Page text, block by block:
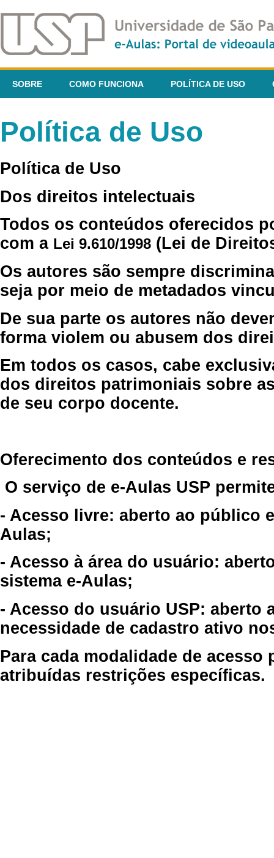
SOBRE COMO FUNCIONA POLÍTICA DE USO
Política de Uso
Política de Uso
Dos direitos intelectuais
Todos os conteúdos oferecidos
com a Lei 9.610/1998 (Lei de
Os autores são sempre
seja por meio de metadados
De sua parte os autores não
forma violem ou abusem dos
Em todos os casos, cabe
dos direitos patrimoniais sobre
de seu corpo docente.
Oferecimento dos conteúdos e
O serviço de e-Aulas USP
- Acesso livre: aberto ao público
Aulas;
- Acesso à área do usuário:
sistema e-Aulas;
- Acesso do usuário USP: aberto
necessidade de cadastro ativo
Para cada modalidade de
atribuídas restrições específicas.